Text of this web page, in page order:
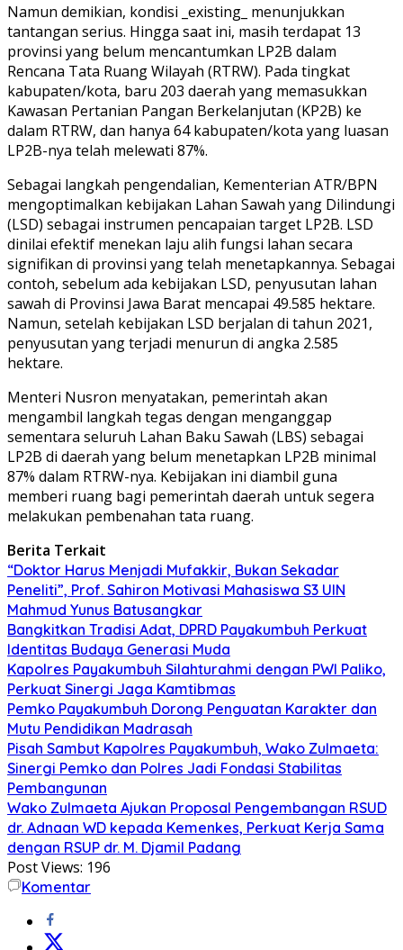
Namun demikian, kondisi _existing_ menunjukkan
tantangan serius. Hingga saat ini, masih terdapat 13
provinsi yang belum mencantumkan LP2B dalam
Rencana Tata Ruang Wilayah (RTRW). Pada tingkat
kabupaten/kota, baru 203 daerah yang memasukkan
Kawasan Pertanian Pangan Berkelanjutan (KP2B) ke
dalam RTRW, dan hanya 64 kabupaten/kota yang luasan
LP2B-nya telah melewati 87%.
Sebagai langkah pengendalian, Kementerian ATR/BPN
mengoptimalkan kebijakan Lahan Sawah yang Dilindungi
(LSD) sebagai instrumen pencapaian target LP2B. LSD
dinilai efektif menekan laju alih fungsi lahan secara
signifikan di provinsi yang telah menetapkannya. Sebagai
contoh, sebelum ada kebijakan LSD, penyusutan lahan
sawah di Provinsi Jawa Barat mencapai 49.585 hektare.
Namun, setelah kebijakan LSD berjalan di tahun 2021,
penyusutan yang terjadi menurun di angka 2.585
hektare.
Menteri Nusron menyatakan, pemerintah akan
mengambil langkah tegas dengan menganggap
sementara seluruh Lahan Baku Sawah (LBS) sebagai
LP2B di daerah yang belum menetapkan LP2B minimal
87% dalam RTRW-nya. Kebijakan ini diambil guna
memberi ruang bagi pemerintah daerah untuk segera
melakukan pembenahan tata ruang.
Berita Terkait
“Doktor Harus Menjadi Mufakkir, Bukan Sekadar
Peneliti”, Prof. Sahiron Motivasi Mahasiswa S3 UIN
Mahmud Yunus Batusangkar
Bangkitkan Tradisi Adat, DPRD Payakumbuh Perkuat
Identitas Budaya Generasi Muda
Kapolres Payakumbuh Silahturahmi dengan PWI Paliko,
Perkuat Sinergi Jaga Kamtibmas
Pemko Payakumbuh Dorong Penguatan Karakter dan
Mutu Pendidikan Madrasah
Pisah Sambut Kapolres Payakumbuh, Wako Zulmaeta:
Sinergi Pemko dan Polres Jadi Fondasi Stabilitas
Pembangunan
Wako Zulmaeta Ajukan Proposal Pengembangan RSUD
dr. Adnaan WD kepada Kemenkes, Perkuat Kerja Sama
dengan RSUP dr. M. Djamil Padang
Post Views: 196
Komentar